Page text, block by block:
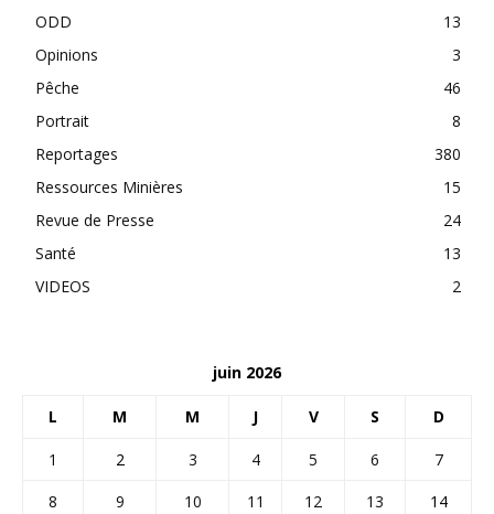
ODD
13
Opinions
3
Pêche
46
Portrait
8
Reportages
380
Ressources Minières
15
Revue de Presse
24
Santé
13
VIDEOS
2
juin 2026
L M M J V S D
1 2 3 4 5 6
7
8
9 10 11 12 13 14